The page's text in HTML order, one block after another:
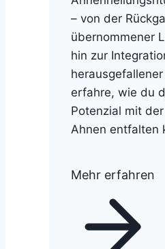
– von der
übernommener
hin zur
erfahre, wie du
Potenzial mit
Ahnen entfalten
Mehr erfahren